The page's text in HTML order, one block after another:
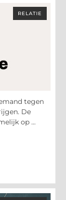
RELATIE
tegen
De
op ...